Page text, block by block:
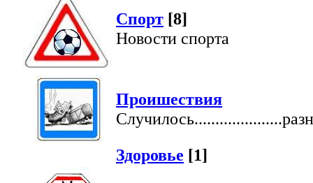
Спорт [8]
Новости спорта
Проишествия
Здоровье [1]